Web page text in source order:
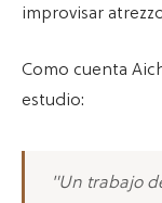
improvisar
Como cuenta
estudio:
"Un trabajo